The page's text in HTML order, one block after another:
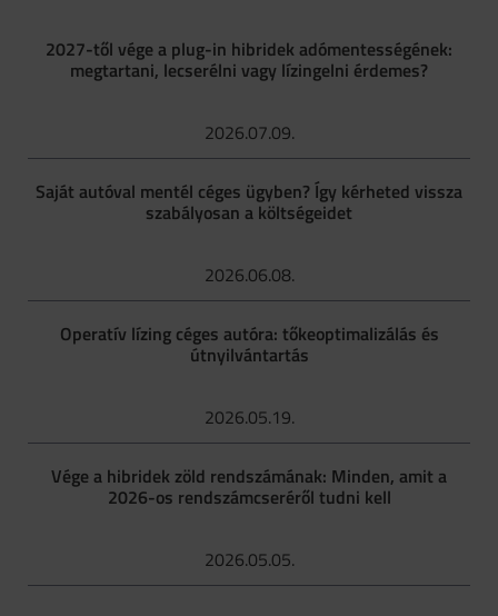
2027-től vége a plug-in hibridek adómentességének:
megtartani, lecserélni vagy lízingelni érdemes?
2026.07.09.
Saját autóval mentél céges ügyben? Így kérheted vissza
szabályosan a költségeidet
2026.06.08.
Operatív lízing céges autóra: tőkeoptimalizálás és
útnyilvántartás
2026.05.19.
Vége a hibridek zöld rendszámának: Minden, amit a
2026-os rendszámcseréről tudni kell
2026.05.05.